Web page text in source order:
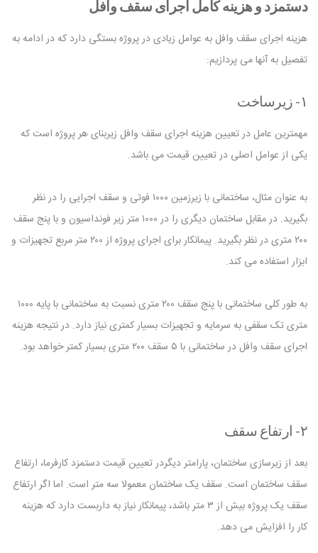
دستمزد و هزینه کامل اجرای سقف وافل
هزینه اجرای سقف وافل به عوامل زیادی در پروژه بستگی دارد که در ادامه به
تفصیل به آنها می پردازیم:
۱- زیرساخت
مهمترین عامل در تعیین هزینه اجرای سقف وافل زیربنای هر پروژه است که
یکی از عوامل اصلی در تعیین قیمت می باشد.
به عنوان مثال، ساختمانی با زیرزمین ۱۰۰۰ فوتی و سقف اجرایی را در نظر
بگیرید. در مقابل ساختمان دیگری را در ۱۰۰۰ متر زیر فونداسیون و با پنج سقف
۲۰۰ متری در نظر بگیرید. پیمانکار برای اجرای پروژه از ۲۰۰ متر مربع تجهیزات و
ابزار استفاده می کند.
به طور کلی ساختمانی با پنج سقف ۲۰۰ متری نسبت به ساختمانی با پایه ۱۰۰۰
متری تک سقفی به سرمایه و تجهیزات بسیار کمتری نیاز دارد. در نتیجه هزینه
اجرای سقف وافل در ساختمانی با ۵ سقف ۲۰۰ متری بسیار کمتر خواهد بود.
۲- ارتفاع سقف
بعد از زیرسازی ساختمان، پارامتر دیگردر تعیین قیمت دستمزد کارفرما، ارتفاع
سقف ساختمان است. سقف یک ساختمان معمولا سه متر است. اما اگر ارتفاع
سقف یک پروژه بیش از ۳ متر باشد، پیمانکار نیاز به داربست دارد که هزینه
کار را افزایش می دهد.